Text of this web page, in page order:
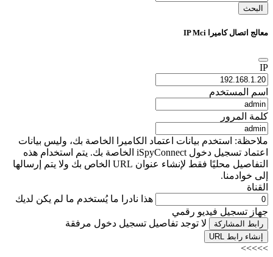
البحث
معالج اتصال كاميرا IP Mci
IP
اسم المستخدم
كلمة المرور
ملاحظة: استخدم بيانات اعتماد الكاميرا الخاصة بك، وليس بيانات
اعتماد تسجيل دخول iSpyConnect الخاصة بك. يتم استخدام هذه
التفاصيل محليًا فقط لإنشاء عنوان URL الخاص بك ولا يتم إرسالها
إلى خوادمنا.
القناة
هذا نادرا ما يُستخدم ما لم يكن لديك
جهاز تسجيل فيديو رقمي
رابط المشاركة لا توجد تفاصيل تسجيل دخول مرفقة
إنشاء رابط URL
>>>>>